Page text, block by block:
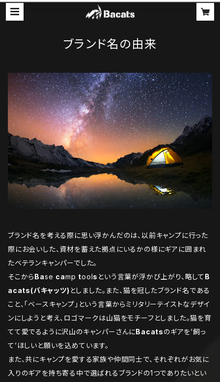
ブランド名の由来
ブランド名を考える際に思い浮かんだのは、以前キャンプに行った
際にお会いした、資材を蓄えた拠点にいるかの様にギアに囲まれ
たベテランキャンパーでした。
そこからBase camp tools という言葉が浮かび上がり、略して B
acats(バキャッツ) としました。また、猫を冠したブランド名である
こと、「ベースキャンプ」という言葉からミリタリーテイストなデザイ
ンにしようと考え、ロゴマークは山猫をモチーフとしました。猫を育
てて愛でるように沢山のキャンパーさんにBacatsのギアを’飼っ
て’ほしいと願いを込めています。
また、共にキャンプを愛する家族や仲間同士で、それぞれがお気に
入りのギアを持ち寄る中で選ばれるブランドの1つでありたいとい